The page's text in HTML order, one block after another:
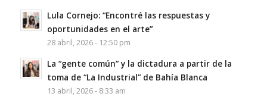
Lula Cornejo: “Encontré las respuestas y
oportunidades en el arte”
28 abril, 2026 - 12:50 pm
La “gente común” y la dictadura a partir de la
toma de “La Industrial” de Bahía Blanca
13 abril, 2026 - 8:33 am